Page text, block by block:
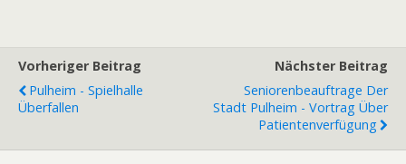
Vorheriger Beitrag
Pulheim - Spielhalle
Überfallen
Nächster Beitrag
Seniorenbeauftrage Der
Stadt Pulheim - Vortrag Über
Patientenverfügung